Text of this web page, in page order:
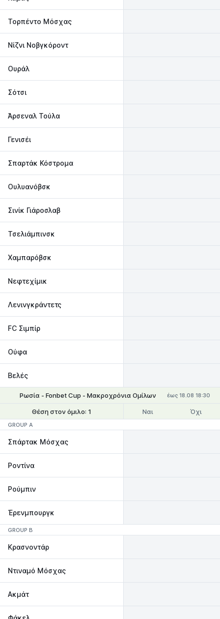
Τορπέντο Μόσχας
Νίζνι Νοβγκόροντ
Ουράλ
Σότσι
Άρσεναλ Τούλα
Γενισέι
Σπαρτάκ Κόστρομα
Ουλυανόβσκ
Σινίκ Γιάροσλαβ
Τσελιάμπινσκ
Χαμπαρόβσκ
Νεφτεχίμικ
Λενινγκράντετς
FC Σιμπίρ
Ούφα
Βελές
Ρωσία - Fonbet Cup - Μακροχρόνια Ομίλων έως 18.08 18:30
Θέση στον όμιλο: 1 Θέση στον όμιλο: 1-2
Ναι Όχι
GROUP A
Σπάρτακ Μόσχας
Ροντίνα
Ρούμπιν
Έρενμπουργκ
GROUP B
Κρασνοντάρ
Ντιναμό Μόσχας
Ακμάτ